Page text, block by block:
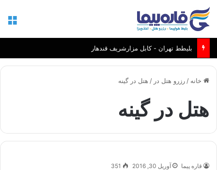
بلیطط تهران - کابل مزارشریف قندهار
خانه / رزرو هتل در / هتل در گینه
هتل در گینه
قاره پیما آوریل 30, 2016 351